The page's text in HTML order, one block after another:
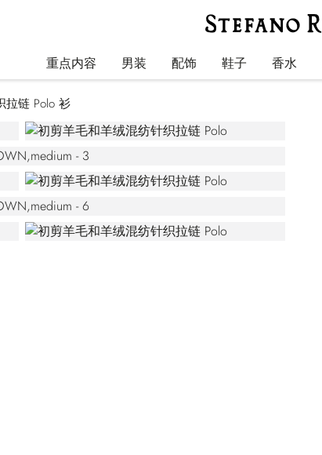
重点内容 男装 配饰 鞋子 香水
拉链 Polo 衫